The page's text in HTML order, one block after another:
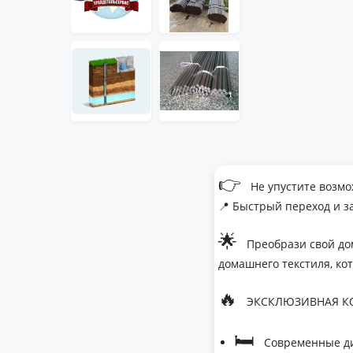
👉
Не упустите
📍 Быстрый переход и
🌟
Преобрази свой
домашнего текстиля,
🔥 ЭКСКЛЮЗИВНАЯ
🛏 Современные